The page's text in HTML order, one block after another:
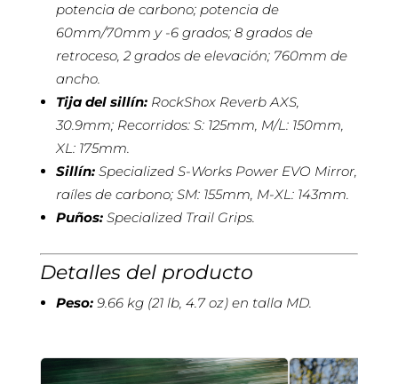
potencia de carbono; potencia de
60mm/70mm y -6 grados; 8 grados de
retroceso, 2 grados de elevación; 760mm de
ancho.
Tija del sillín:RockShox Reverb AXS,
30.9mm; Recorridos: S: 125mm, M/L: 150mm,
XL: 175mm.
Sillín:Specialized S-Works Power EVO Mirror,
raíles de carbono; SM: 155mm, M-XL: 143mm.
Puños:Specialized Trail Grips.
Detalles del producto
Peso:9.66 kg (21 lb, 4.7 oz) en talla MD.